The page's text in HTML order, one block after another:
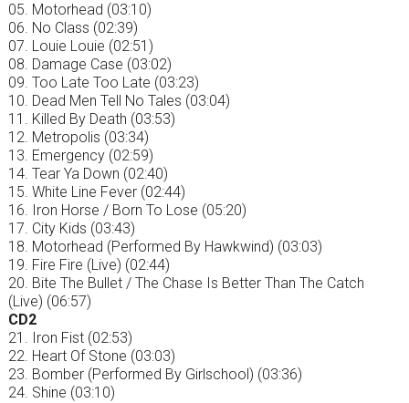
05. Motorhead (03:10)
06. No Class (02:39)
07. Louie Louie (02:51)
08. Damage Case (03:02)
09. Too Late Too Late (03:23)
10. Dead Men Tell No Tales (03:04)
11. Killed By Death (03:53)
12. Metropolis (03:34)
13. Emergency (02:59)
14. Tear Ya Down (02:40)
15. White Line Fever (02:44)
16. Iron Horse / Born To Lose (05:20)
17. City Kids (03:43)
18. Motorhead (Performed By Hawkwind) (03:03)
19. Fire Fire (Live) (02:44)
20. Bite The Bullet / The Chase Is Better Than The Catch
(Live) (06:57)
CD2
21. Iron Fist (02:53)
22. Heart Of Stone (03:03)
23. Bomber (Performed By Girlschool) (03:36)
24. Shine (03:10)